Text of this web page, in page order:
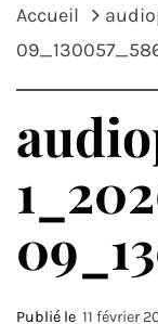
Accueil
Publié le 11 février